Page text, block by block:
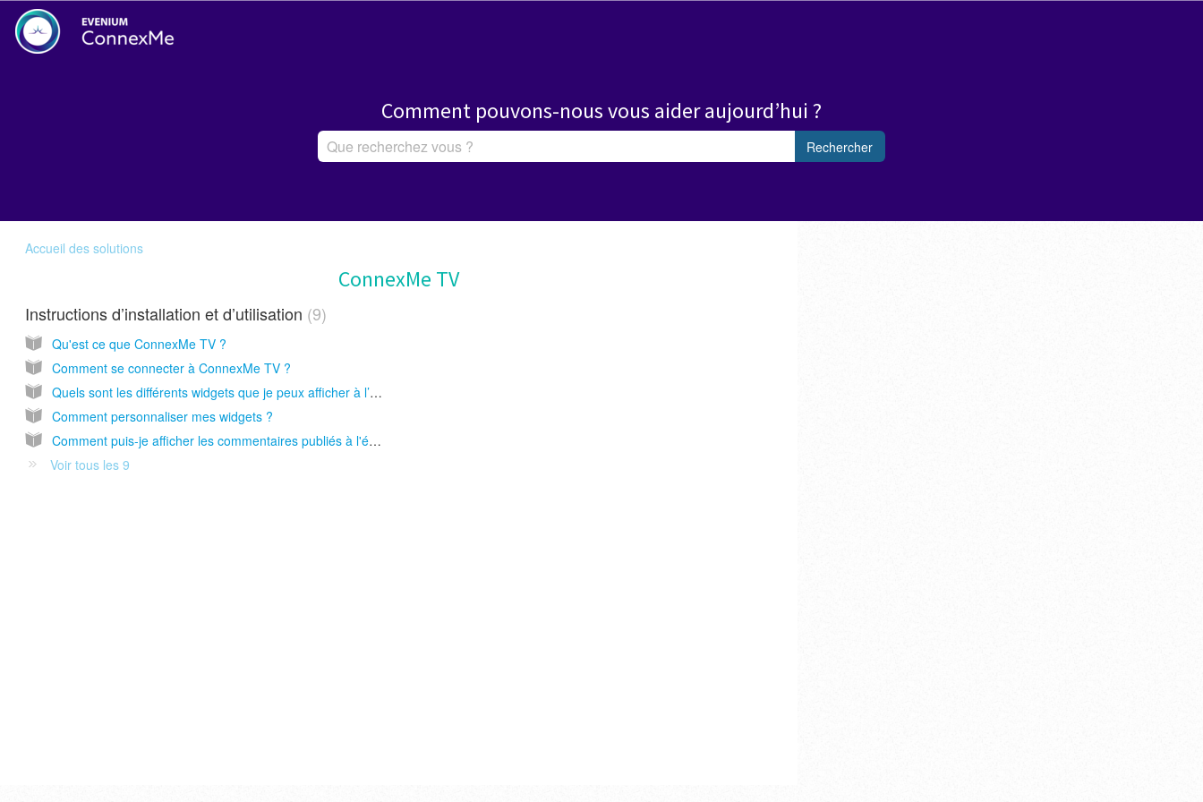
Comment pouvons-nous vous aider aujourd’hui ?
Rechercher
Accueil des solutions
ConnexMe TV
Instructions d’installation et d’utilisation 9
Qu'est ce que ConnexMe TV ?
Comment se connecter à ConnexMe TV ?
Quels sont les différents widgets que je peux afficher à l’écran sur Connexme TV ?
Comment personnaliser mes widgets ?
Comment puis-je afficher les commentaires publiés à l'écran depuis le back office ?
Voir tous les 9